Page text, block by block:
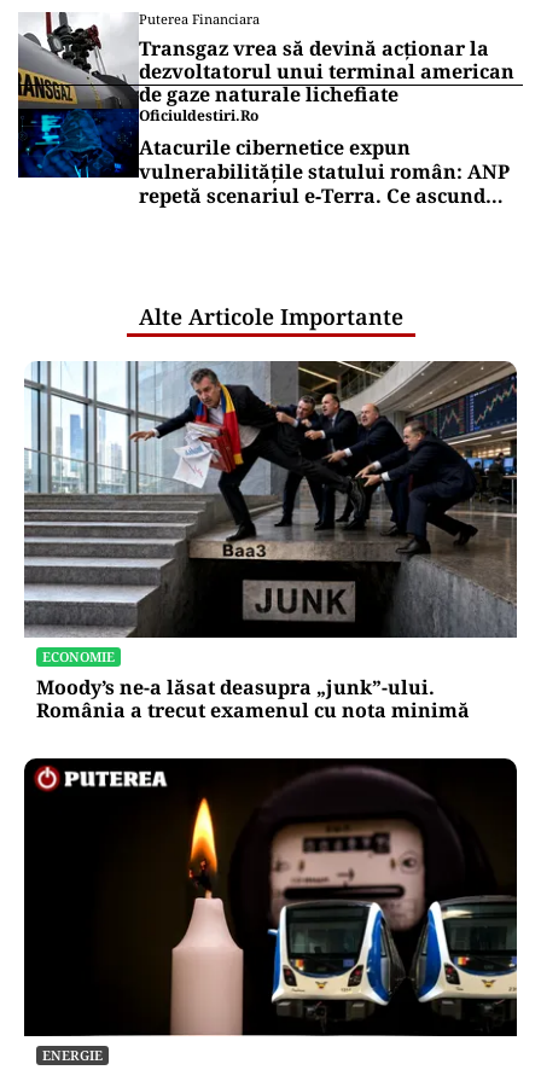
Puterea Financiara
Transgaz vrea să devină acționar la
dezvoltatorul unui terminal american
de gaze naturale lichefiate
Oficiuldestiri.ro
Atacurile cibernetice expun
vulnerabilitățile statului român: ANP
repetă scenariul e‑Terra. Ce ascund
Alte Articole Importante
ECONOMIE
Moody’s ne-a lăsat deasupra „junk”-ului.
România a trecut examenul cu nota minimă
ENERGIE